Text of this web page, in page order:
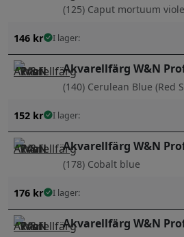
(125) Caput mortuum
146 kr I lager:
Akvarellfärg W&N
(140) Cerulean Blue (Red
152 kr I lager:
Akvarellfärg W&N
(178) Cobalt blue
176 kr I lager:
Akvarellfärg W&N